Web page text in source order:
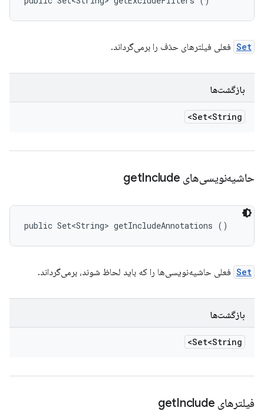
Set فعلی فیلترهای حذف را برمی‌گرداند.
بازگشت‌ها
Set<String>
حاشیه‌نویسی‌های get Include
public Set<String> getIncludeAnnotations ()
Set فعلی حاشیه‌نویسی‌ها را که باید لحاظ شوند، برمی‌گرداند.
بازگشت‌ها
Set<String>
فیلترهای get Include